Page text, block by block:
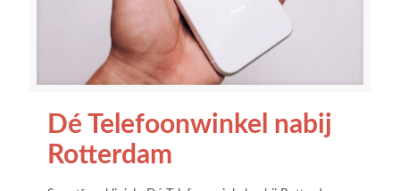
Dé Telefoonwinkel nabij
Rotterdam